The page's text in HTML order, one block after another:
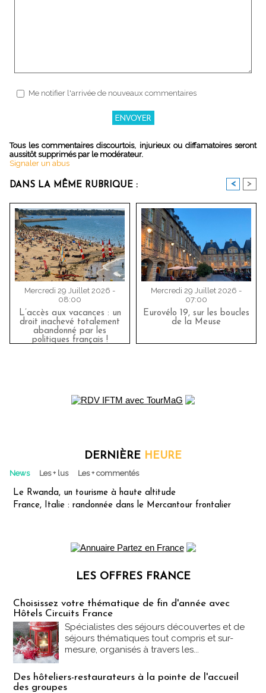
Me notifier l'arrivée de nouveaux commentaires
Tous les commentaires discourtois, injurieux ou diffamatoires seront
aussitôt supprimés par le modérateur.
Signaler un abus
DANS LA MÊME RUBRIQUE : < >
Mercredi 29 Juillet 2026 -
08:00
L’accès aux vacances : un
droit inachevé totalement
abandonné par les
politiques français !
Mercredi 29 Juillet 2026 -
07:00
Eurovélo 19, sur les boucles
de la Meuse
DERNIÈRE HEURE
News Les + lus Les + commentés
Le Rwanda, un tourisme à haute altitude
France, Italie : randonnée dans le Mercantour frontalier
LES OFFRES FRANCE
Choisissez votre thématique de fin d'année avec
Hôtels Circuits France
Spécialistes des séjours découvertes et de
séjours thématiques tout compris et sur-
mesure, organisés à travers les...
Des hôteliers-restaurateurs à la pointe de l'accueil
des groupes